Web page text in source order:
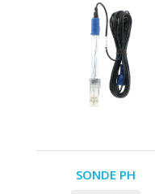
SONDE PH